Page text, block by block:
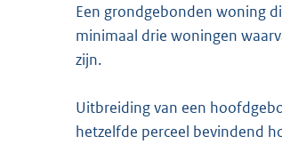
Een grondgebonden woning
minimaal drie woningen
zijn.
Uitbreiding van een
hetzelfde perceel bevindend